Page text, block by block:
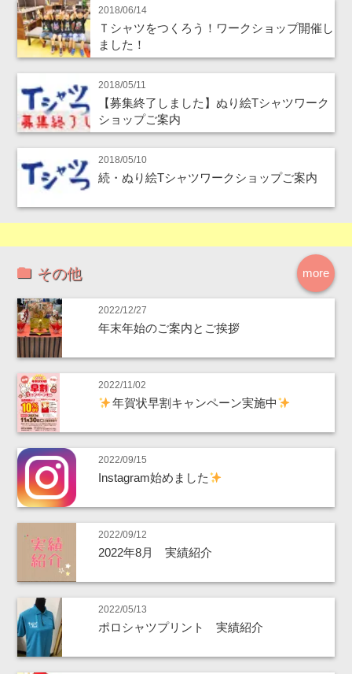
2018/06/14
Ｔシャツをつくろう！ワークショップ開催し
ました！
2018/05/11
【募集終了しました】ぬり絵Tシャツワーク
ショップご案内
2018/05/10
続・ぬり絵Tシャツワークショップご案内
more
その他
2022/12/27
年末年始のご案内とご挨拶
2022/11/02
年賀状早割キャンペーン実施中
2022/09/15
Instagram始めました
2022/09/12
2022年8月 実績紹介
2022/05/13
ポロシャツプリント 実績紹介